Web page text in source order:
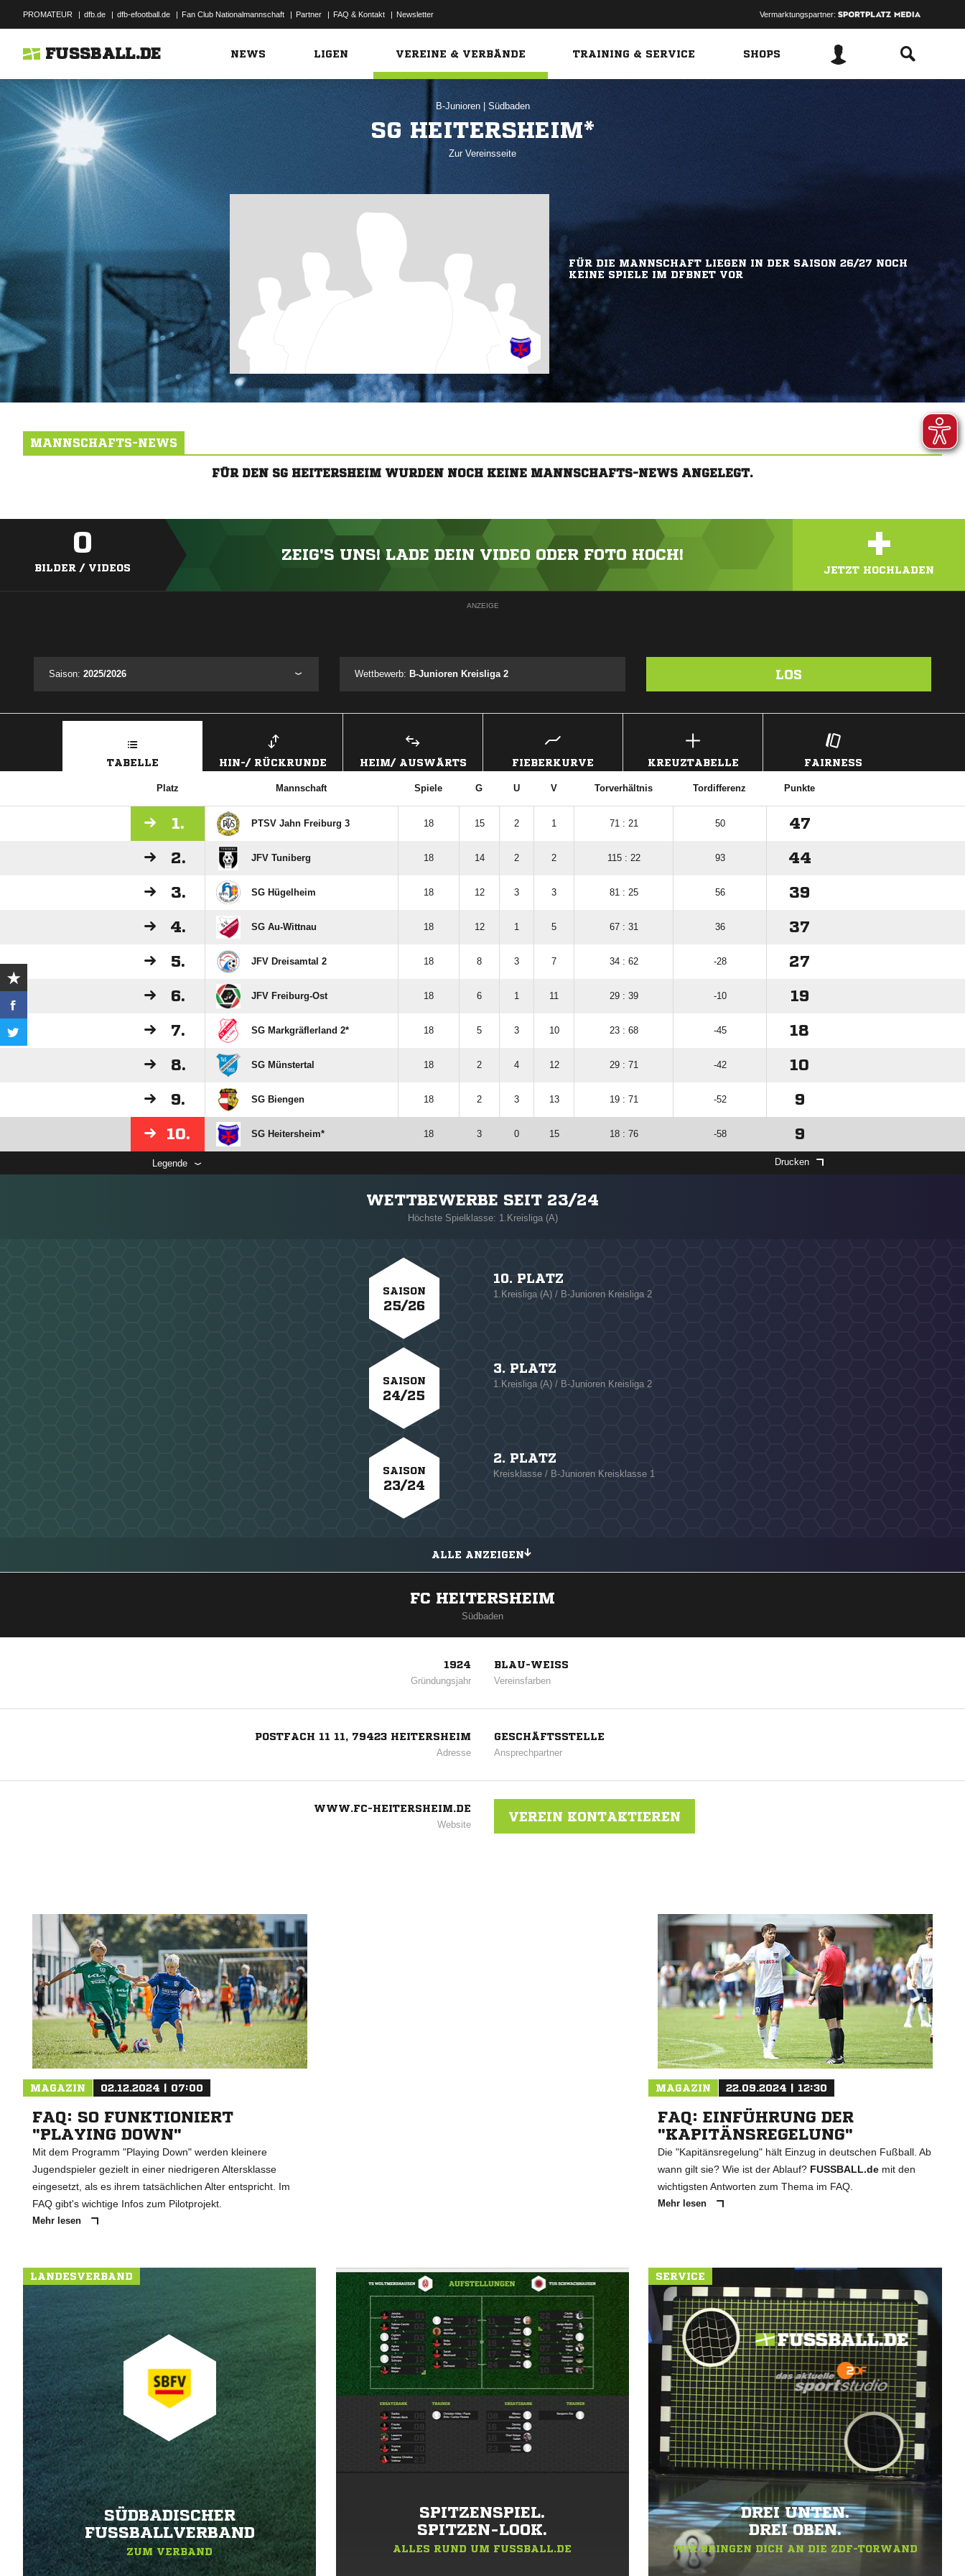
PROMATEUR | dfb.de | dfb-efootball.de | Fan Club Nationalmannschaft | Partner | FAQ & Kontakt | Newsletter Vermarktungspartner:
FUSSBALL.DE NEWS LIGEN VEREINE & VERBÄNDE TRAINING & SERVICE SHOPS
B-Junioren Südbaden
SG HEITERSHEIM*
Zur Vereinsseite
FÜR DIE MANNSCHAFT LIEGEN IN DER SAISON 26/27 NOCH
KEINE SPIELE IM DFBNET VOR
MANNSCHAFTS-NEWS
FÜR DEN SG HEITERSHEIM WURDEN NOCH KEINE MANNSCHAFTS-NEWS ANGELEGT.
0
BILDER / VIDEOS
ZEIG'S UNS! LADE DEIN VIDEO ODER FOTO HOCH! +
JETZT HOCHLADEN
ANZEIGE
Saison: 2025/2026 Wettbewerb: B-Junioren Kreisliga 2 LOS
TABELLE HIN-/ RÜCKRUNDE HEIM/ AUSWÄRTS FIEBERKURVE KREUZTABELLE FAIRNESS
Platz Mannschaft Spiele G U V Torverhältnis Tordifferenz Punkte
1. PTSV Jahn Freiburg 3 18 15 2 1 71 : 21 50 47
2. JFV Tuniberg 18 14 2 2 115 : 22 93 44
3. SG Hügelheim 18 12 3 3 81 : 25 56 39
4. SG Au-Wittnau 18 12 1 5 67 : 31 36 37
5. JFV Dreisamtal 2 18 8 3 7 34 : 62 -28 27
6. JFV Freiburg-Ost 18 6 1 11 29 : 39 -10 19
7. SG Markgräflerland 2* 18 5 3 10 23 : 68 -45 18
8. SG Münstertal 18 2 4 12 29 : 71 -42 10
9. SG Biengen 18 2 3 13 19 : 71 -52 9
10. SG Heitersheim* 18 3 0 15 18 : 76 -58 9
Legende Drucken
WETTBEWERBE SEIT 23/24
Höchste Spielklasse: 1.Kreisliga (A)
SAISON
25/26
10. PLATZ
1.Kreisliga (A) / B-Junioren Kreisliga 2
SAISON
24/25
3. PLATZ
1.Kreisliga (A) / B-Junioren Kreisliga 2
SAISON
23/24
2. PLATZ
Kreisklasse / B-Junioren Kreisklasse 1
ALLE ANZEIGEN
FC HEITERSHEIM
Südbaden
1924
Gründungsjahr
BLAU-WEISS
Vereinsfarben
POSTFACH 11 11, 79423 HEITERSHEIM
Adresse
GESCHÄFTSSTELLE
Ansprechpartner
WWW.FC-HEITERSHEIM.DE
Website
VEREIN KONTAKTIEREN
MAGAZIN 02.12.2024 | 07:00
FAQ: SO FUNKTIONIERT
"PLAYING DOWN"
Mit dem Programm "Playing Down" werden kleinere
Jugendspieler gezielt in einer niedrigeren Altersklasse
eingesetzt, als es ihrem tatsächlichen Alter entspricht. Im
FAQ gibt's wichtige Infos zum Pilotprojekt.
Mehr lesen
MAGAZIN 22.09.2024 | 12:30
FAQ: EINFÜHRUNG DER
"KAPITÄNSREGELUNG"
Die "Kapitänsregelung" hält Einzug in deutschen Fußball. Ab
wann gilt sie? Wie ist der Ablauf? FUSSBALL.de mit den
wichtigsten Antworten zum Thema im FAQ.
Mehr lesen
LANDESVERBAND
SÜDBADISCHER
FUSSBALLVERBAND
ZUM VERBAND
SPITZENSPIEL.
SPITZEN-LOOK.
ALLES RUND UM FUSSBALL.DE
SERVICE
DREI UNTEN.
DREI OBEN.
WIR BRINGEN DICH AN DIE ZDF-TORWAND